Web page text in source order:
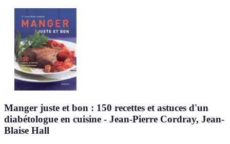
Manger juste et bon : 150 recettes et astuces d'un
diabétologue en cuisine - Jean-Pierre Cordray, Jean-
Blaise Hall